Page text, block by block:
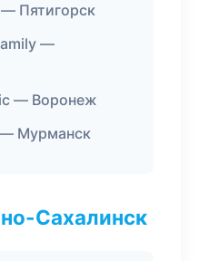
Пятигорск
—
— Воронеж
Мурманск
Сахалинск